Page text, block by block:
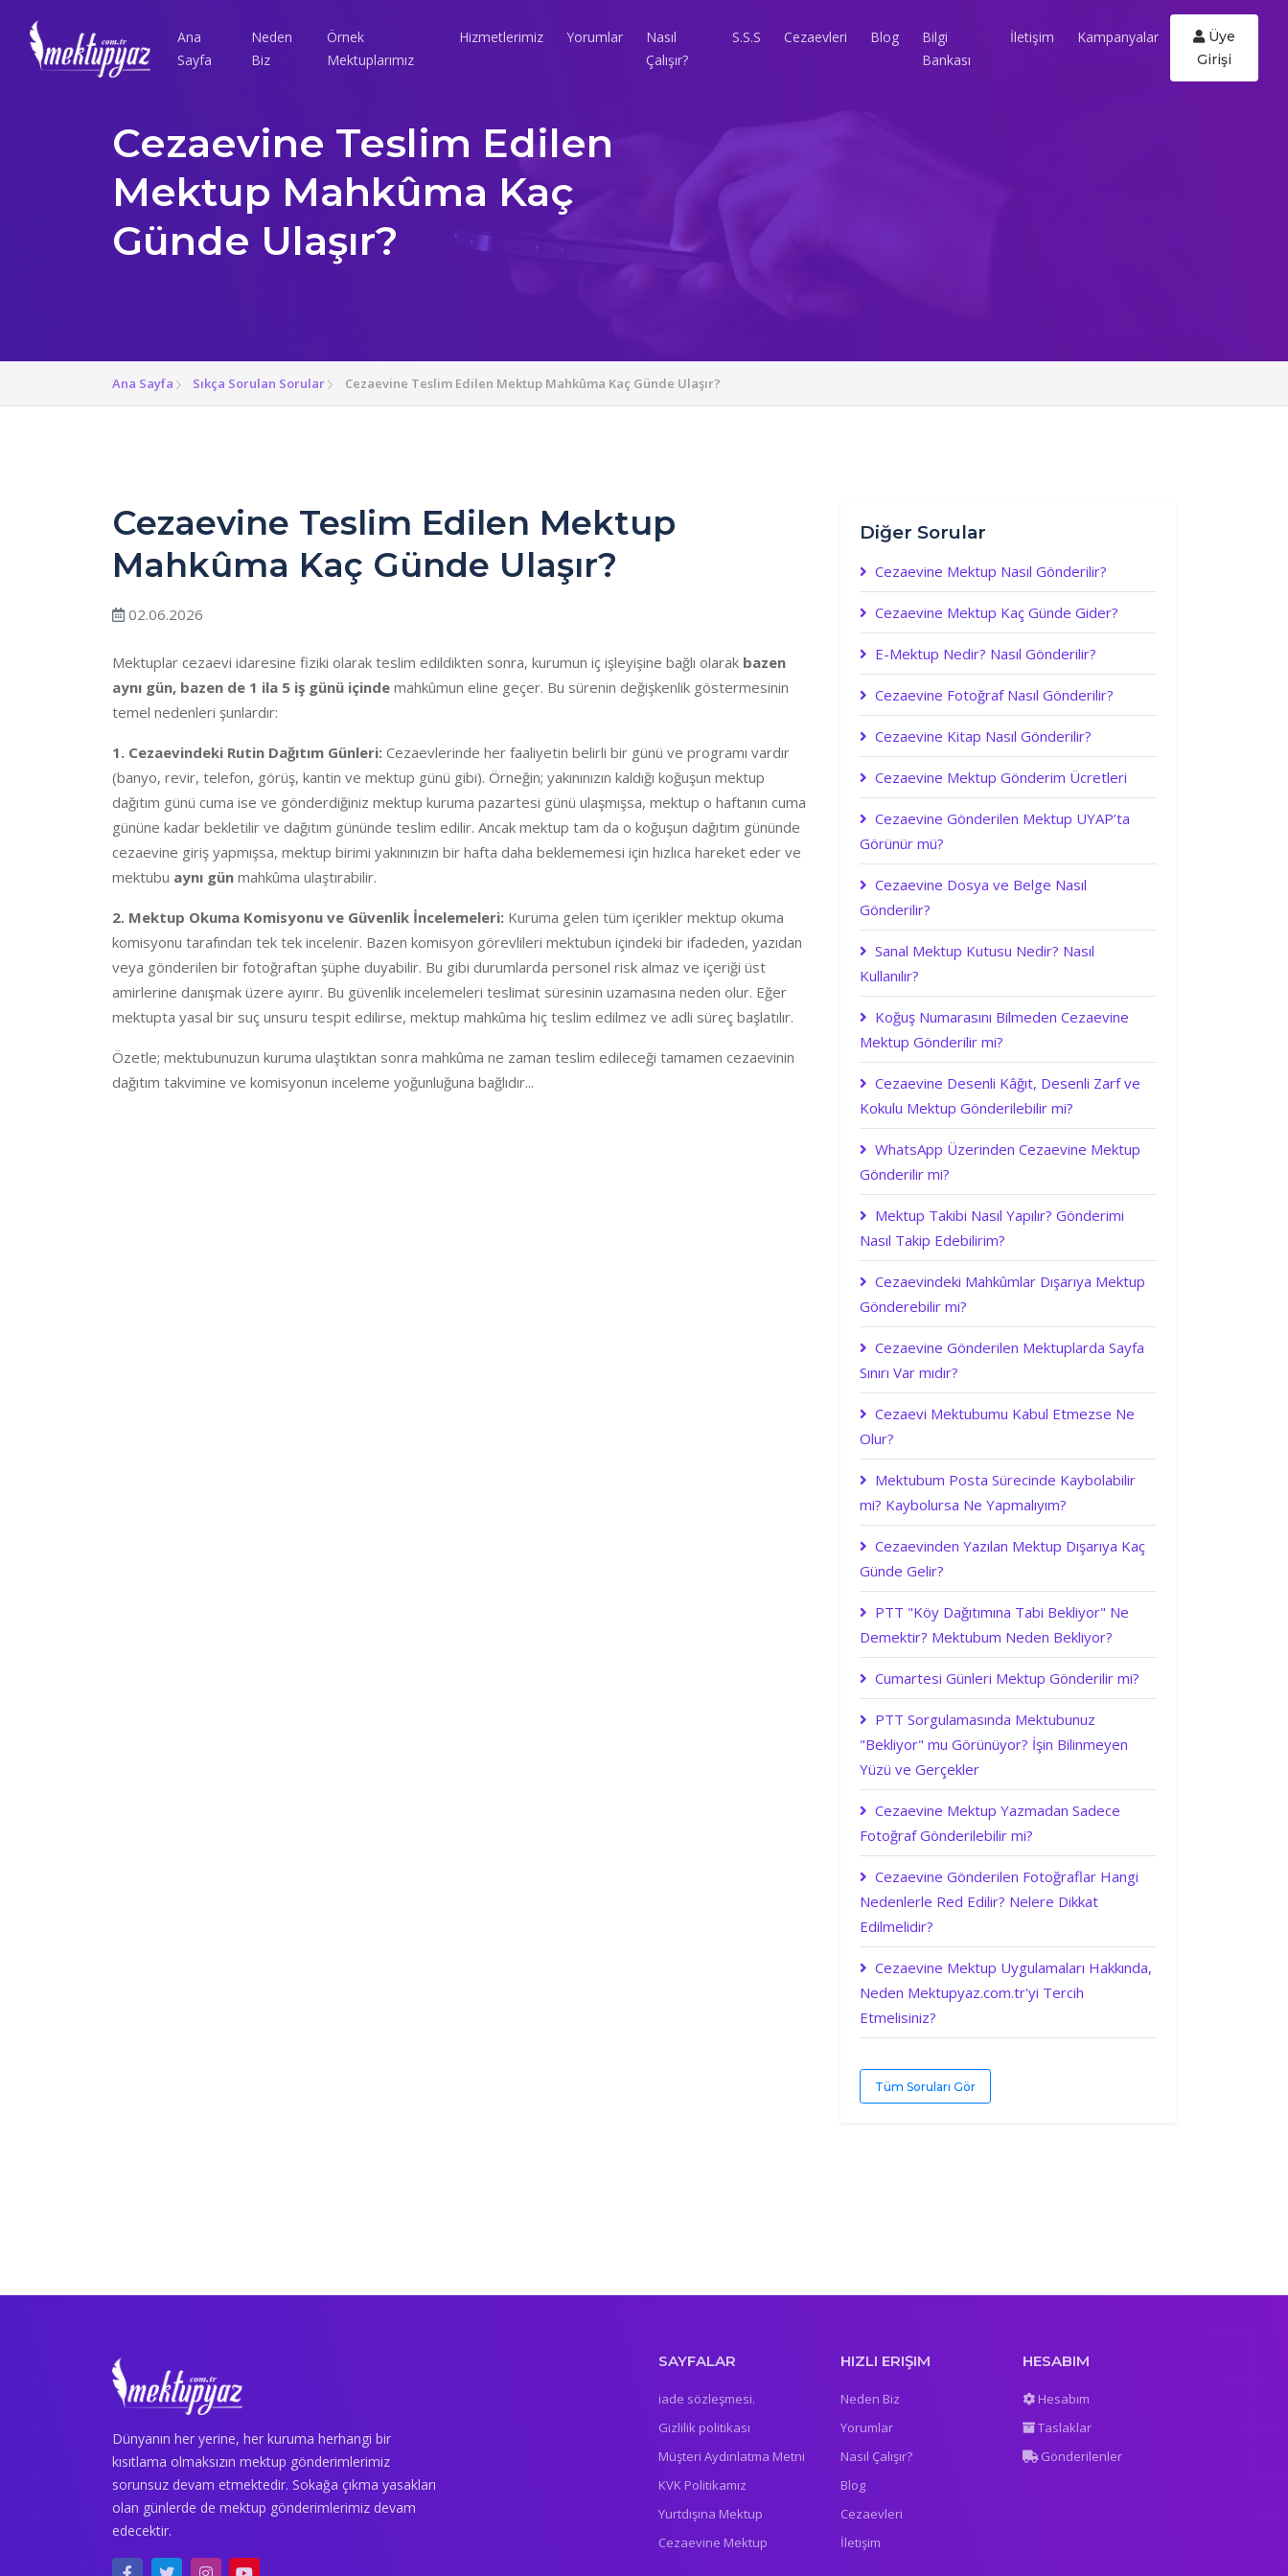
Ana
Sayfa
Neden
Biz
Örnek
Mektuplarımız
Hizmetlerimiz Yorumlar
Nasıl
Çalışır?
S.S.S Cezaevleri Blog
Bilgi
Bankası
İletişim Kampanyalar
Üye
Girişi
Cezaevine Teslim Edilen
Mektup Mahkûma Kaç
Günde Ulaşır?
Ana Sayfa Sıkça Sorulan Sorular Cezaevine Teslim Edilen Mektup Mahkûma Kaç Günde Ulaşır?
Cezaevine Teslim Edilen Mektup
Mahkûma Kaç Günde Ulaşır?
02.06.2026
Mektuplar cezaevi idaresine fiziki olarak teslim edildikten sonra, kurumun iç işleyişine bağlı olarak bazen
aynı gün, bazen de 1 ila 5 iş günü içinde mahkûmun eline geçer. Bu sürenin değişkenlik göstermesinin
temel nedenleri şunlardır:
1. Cezaevindeki Rutin Dağıtım Günleri: Cezaevlerinde her faaliyetin belirli bir günü ve programı vardır
(banyo, revir, telefon, görüş, kantin ve mektup günü gibi). Örneğin; yakınınızın kaldığı koğuşun mektup
dağıtım günü cuma ise ve gönderdiğiniz mektup kuruma pazartesi günü ulaşmışsa, mektup o haftanın cuma
gününe kadar bekletilir ve dağıtım gününde teslim edilir. Ancak mektup tam da o koğuşun dağıtım gününde
cezaevine giriş yapmışsa, mektup birimi yakınınızın bir hafta daha beklememesi için hızlıca hareket eder ve
mektubu aynı gün mahkûma ulaştırabilir.
2. Mektup Okuma Komisyonu ve Güvenlik İncelemeleri: Kuruma gelen tüm içerikler mektup okuma
komisyonu tarafından tek tek incelenir. Bazen komisyon görevlileri mektubun içindeki bir ifadeden, yazıdan
veya gönderilen bir fotoğraftan şüphe duyabilir. Bu gibi durumlarda personel risk almaz ve içeriği üst
amirlerine danışmak üzere ayırır. Bu güvenlik incelemeleri teslimat süresinin uzamasına neden olur. Eğer
mektupta yasal bir suç unsuru tespit edilirse, mektup mahkûma hiç teslim edilmez ve adli süreç başlatılır.
Özetle; mektubunuzun kuruma ulaştıktan sonra mahkûma ne zaman teslim edileceği tamamen cezaevinin
dağıtım takvimine ve komisyonun inceleme yoğunluğuna bağlıdır...
Diğer Sorular
Cezaevine Mektup Nasıl Gönderilir?
Cezaevine Mektup Kaç Günde Gider?
E-Mektup Nedir? Nasıl Gönderilir?
Cezaevine Fotoğraf Nasıl Gönderilir?
Cezaevine Kitap Nasıl Gönderilir?
Cezaevine Mektup Gönderim Ücretleri
Cezaevine Gönderilen Mektup UYAP’ta
Görünür mü?
Cezaevine Dosya ve Belge Nasıl
Gönderilir?
Sanal Mektup Kutusu Nedir? Nasıl
Kullanılır?
Koğuş Numarasını Bilmeden Cezaevine
Mektup Gönderilir mi?
Cezaevine Desenli Kâğıt, Desenli Zarf ve
Kokulu Mektup Gönderilebilir mi?
WhatsApp Üzerinden Cezaevine Mektup
Gönderilir mi?
Mektup Takibi Nasıl Yapılır? Gönderimi
Nasıl Takip Edebilirim?
Cezaevindeki Mahkûmlar Dışarıya Mektup
Gönderebilir mi?
Cezaevine Gönderilen Mektuplarda Sayfa
Sınırı Var mıdır?
Cezaevi Mektubumu Kabul Etmezse Ne
Olur?
Mektubum Posta Sürecinde Kaybolabilir
mi? Kaybolursa Ne Yapmalıyım?
Cezaevinden Yazılan Mektup Dışarıya Kaç
Günde Gelir?
PTT "Köy Dağıtımına Tabi Bekliyor" Ne
Demektir? Mektubum Neden Bekliyor?
Cumartesi Günleri Mektup Gönderilir mi?
PTT Sorgulamasında Mektubunuz
"Bekliyor" mu Görünüyor? İşin Bilinmeyen
Yüzü ve Gerçekler
Cezaevine Mektup Yazmadan Sadece
Fotoğraf Gönderilebilir mi?
Cezaevine Gönderilen Fotoğraflar Hangi
Nedenlerle Red Edilir? Nelere Dikkat
Edilmelidir?
Cezaevine Mektup Uygulamaları Hakkında,
Neden Mektupyaz.com.tr'yi Tercih
Etmelisiniz?
Tüm Soruları Gör
Dünyanın her yerine, her kuruma herhangi bir
kısıtlama olmaksızın mektup gönderimlerimiz
sorunsuz devam etmektedir. Sokağa çıkma yasakları
olan günlerde de mektup gönderimlerimiz devam
edecektir.
SAYFALAR
iade sözleşmesi.
Gizlilik politikası
Müşteri Aydınlatma Metni
KVK Politikamız
Yurtdışına Mektup
Cezaevine Mektup
HIZLI ERIŞIM
Neden Biz
Yorumlar
Nasıl Çalışır?
Blog
Cezaevleri
İletişim
HESABIM
Hesabım
Taslaklar
Gönderilenler